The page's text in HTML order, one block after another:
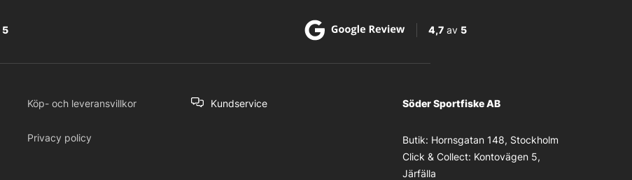
5 4,7av 5
Köp- och leveransvillkor
Privacy policy
Kundservice Söder Sportfiske AB
Butik: Hornsgatan 148, Stockholm
Click & Collect: Kontovägen 5,
Järfälla